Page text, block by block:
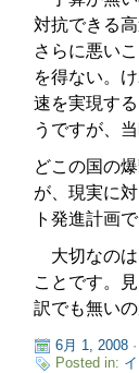
対抗できる
さらに悪い
を得ない。
速を実現す
うですが、
どこの国の
が、現実に
ト発進計画
大切なのは
ことです。
訳でも無い
6月 1, 2008 ·
Posted in: